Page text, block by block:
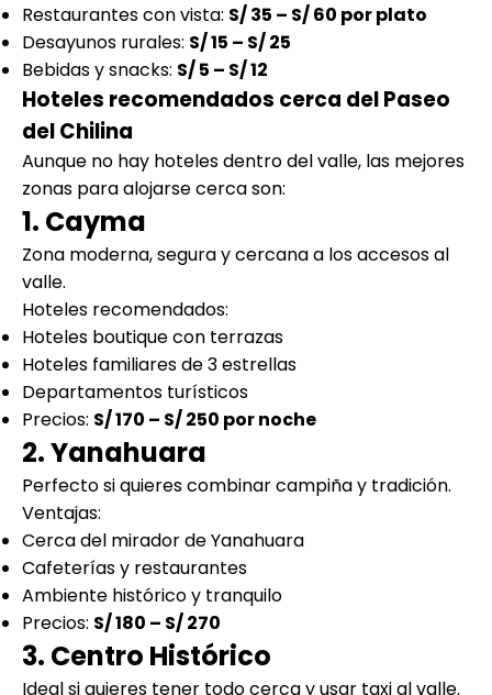
Restaurantes con vista: S/ 35 – S/ 60 por plato
Desayunos rurales: S/ 15 – S/ 25
Bebidas y snacks: S/ 5 – S/ 12
Hoteles recomendados cerca del Paseo
del Chilina
Aunque no hay hoteles dentro del valle, las mejores
zonas para alojarse cerca son:
1. Cayma
Zona moderna, segura y cercana a los accesos al
valle.
Hoteles recomendados:
Hoteles boutique con terrazas
Hoteles familiares de 3 estrellas
Departamentos turísticos
Precios: S/ 170 – S/ 250 por noche
2. Yanahuara
Perfecto si quieres combinar campiña y tradición.
Ventajas:
Cerca del mirador de Yanahuara
Cafeterías y restaurantes
Ambiente histórico y tranquilo
Precios: S/ 180 – S/ 270
3. Centro Histórico
Ideal si quieres tener todo cerca y usar taxi al valle.